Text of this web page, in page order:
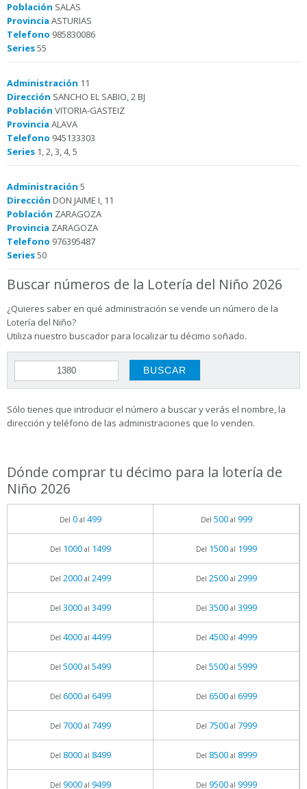
Población SALAS
Provincia ASTURIAS
Telefono 985830086
Series55
Administración 11
Dirección SANCHO EL SABIO, 2 BJ
Población VITORIA-GASTEIZ
Provincia ALAVA
Telefono 945133303
Series 1, 2, 3, 4, 5
Administración 5
Dirección DON JAIME I, 11
Población ZARAGOZA
Provincia ZARAGOZA
Telefono 976395487
Series50
Buscar números de la Lotería del Niño 2026
¿Quieres saber en qué administración se vende un número de la
Lotería del Niño?
Utiliza nuestro buscador para localizar tu décimo soñado.
Sólo tienes que introducir el número a buscar y verás el nombre, la
dirección y teléfono de las administraciones que lo venden.
Dónde comprar tu décimo para la lotería de
Niño 2026
Del 0al 499 Del 500al 999
Del 1000al 1499 Del 1500al 1999
Del 2000al 2499 Del 2500al 2999
Del 3000al 3499 Del 3500al 3999
Del 4000al 4499 Del 4500al 4999
Del 5000al 5499 Del 5500al 5999
Del 6000al 6499 Del 6500al 6999
Del 7000al 7499 Del 7500al 7999
Del 8000al 8499 Del 8500al 8999
Del 9000al 9499 Del 9500al 9999